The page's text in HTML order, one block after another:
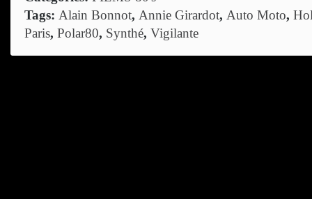
Tags: Alain Bonnot, Annie Girardot, Auto Moto,
Paris, Polar80, Synthé, Vigilante